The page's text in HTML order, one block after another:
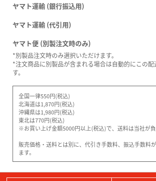
ヤマト運輸 (銀行振込用)
ヤマト運輸 (代引用)
ヤマト便 (別製注文時のみ)
*別製品注文時のみ選択いただけます。
*注文商品に別製品が含まれる場合は自動的にこの配
す。
全国一律550円(税込)
北海道は1,870円(税込)
沖縄県は1,980円(税込)
東北は770円(税込)
※お買い上げ金額5000円以上(税込)で、送料は当社が負
販売価格・送料とは別に、代引き手数料、振込手数料
ます。